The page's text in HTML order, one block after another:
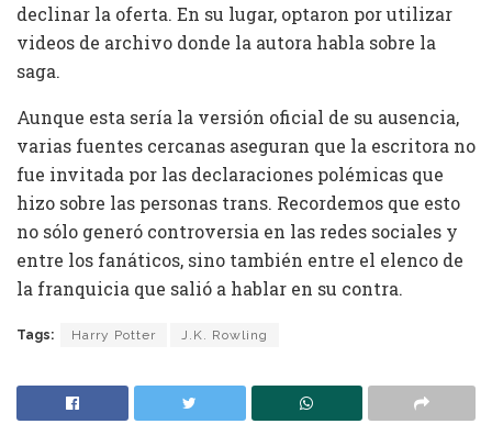
declinar la oferta. En su lugar, optaron por utilizar
videos de archivo donde la autora habla sobre la
saga.
Aunque esta sería la versión oficial de su ausencia,
varias fuentes cercanas aseguran que la escritora no
fue invitada por las declaraciones polémicas que
hizo sobre las personas trans. Recordemos que esto
no sólo generó controversia en las redes sociales y
entre los fanáticos, sino también entre el elenco de
la franquicia que salió a hablar en su contra.
Tags: Harry Potter J.K. Rowling